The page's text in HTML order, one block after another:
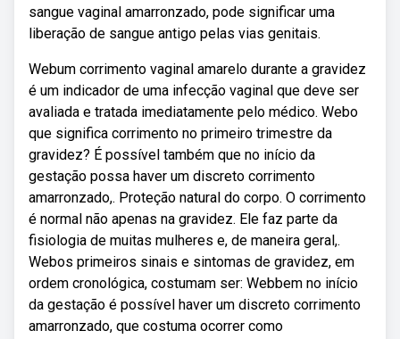
sangue vaginal amarronzado, pode significar uma
liberação de sangue antigo pelas vias genitais.
Webum corrimento vaginal amarelo durante a gravidez
é um indicador de uma infecção vaginal que deve ser
avaliada e tratada imediatamente pelo médico. Webo
que significa corrimento no primeiro trimestre da
gravidez? É possível também que no início da
gestação possa haver um discreto corrimento
amarronzado,. Proteção natural do corpo. O corrimento
é normal não apenas na gravidez. Ele faz parte da
fisiologia de muitas mulheres e, de maneira geral,.
Webos primeiros sinais e sintomas de gravidez, em
ordem cronológica, costumam ser: Webbem no início
da gestação é possível haver um discreto corrimento
amarronzado, que costuma ocorrer como